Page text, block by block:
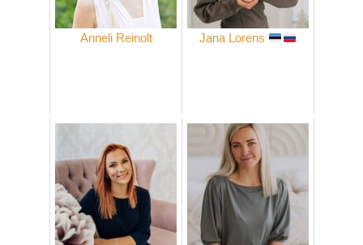
Anneli Reinolt Jana Lorens